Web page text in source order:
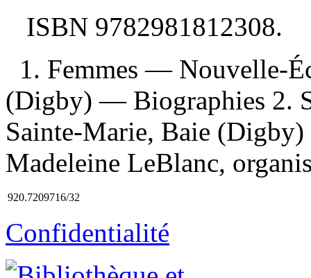
ISBN 9782981812308.
1. Femmes — Nouvelle-
(Digby) — Biographies 2.
Sainte-Marie, Baie
Madeleine LeBlanc,
920.7209716/32
Confidentialité